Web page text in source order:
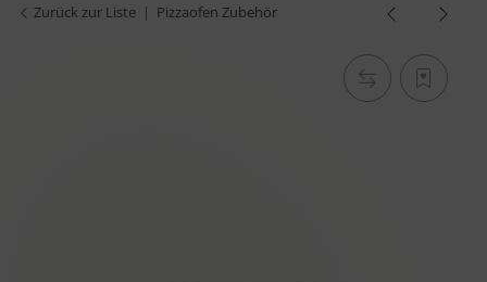
Zurück zur Liste Pizzaofen Zubehör